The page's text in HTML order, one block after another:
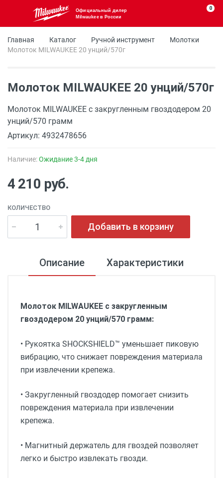
Официальный дилер
Milwaukee в России
0
Главная Каталог Ручной инструмент
Молотки
Молоток MILWAUKEE 20 унций/570г
Молоток MILWAUKEE 20 унций/570г
Молоток MILWAUKEE с закругленным гвоздодером 20
унций/570 грамм
Артикул: 4932478656
Наличие:Ожидание 3-4 дня
4 210 руб.
КОЛИЧЕСТВО
Добавить в корзину
Описание Характеристики
Молоток MILWAUKEE с закругленным
гвоздодером 20 унций/570 грамм:
• Рукоятка SHOCKSHIELD™ уменьшает пиковую
вибрацию, что снижает повреждения материала
при извлечении крепежа.
• Закругленный гвоздодер помогает снизить
повреждения материала при извлечении
крепежа.
• Магнитный держатель для гвоздей позволяет
легко и быстро извлекать гвозди.